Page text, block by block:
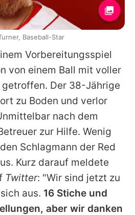
Vorbereitungsspiel
von einem Ball mit voller
Der 38-Jährige
zu Boden und verlor
nach dem
zur Hilfe. Wenig
Schlagmann der Red
Kurz darauf meldete
Twitter: "Wir sind jetzt zu
aus. 16 Stiche und
aber wir danken
Baseball-Star